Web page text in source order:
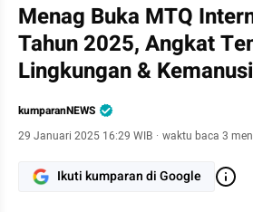
Menag Buka MTQ
Tahun 2025, Angkat
Lingkungan &
kumparanNEWS
29 Januari 2025 16:29 WIB · waktu baca 3
Ikuti kumparan di Google